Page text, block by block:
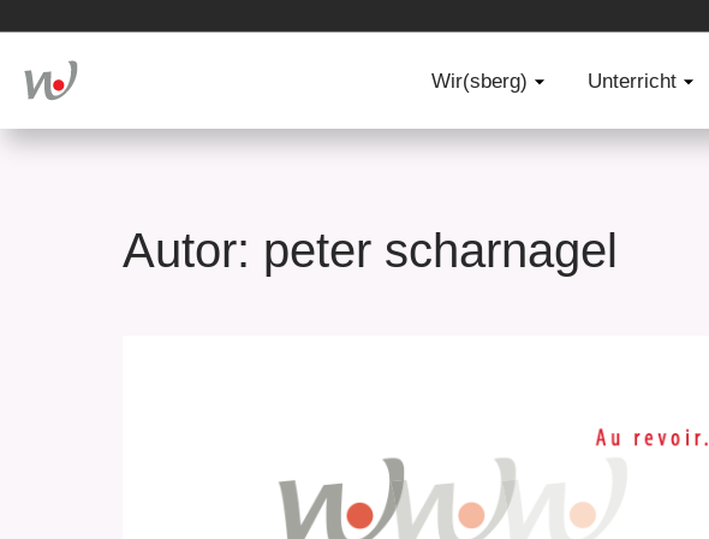
Wir(sberg) Unterricht
Wir(sberg) Unterricht
Autor: peter scharnagel